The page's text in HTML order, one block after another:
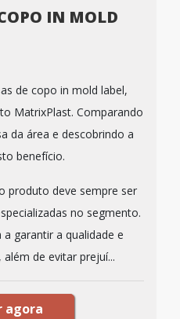
IN MOLD
de copo in mold label,
MatrixPlast. Comparando
da área e descobrindo a
benefício.
produto deve sempre ser
no segmento.
garantir a qualidade e
de evitar prejuí...
agora